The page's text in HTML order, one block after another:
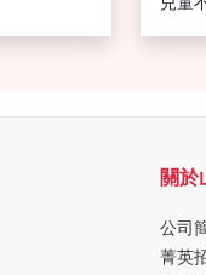
關於
公司
菁英